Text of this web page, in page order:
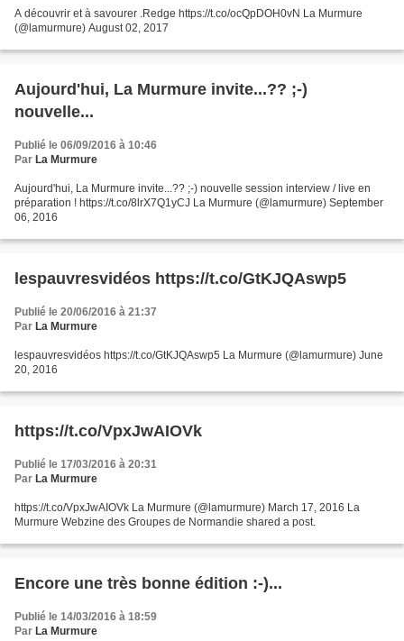
A découvrir et à savourer .Redge https://t.co/ocQpDOH0vN La Murmure
(@lamurmure) August 02, 2017
Aujourd'hui, La Murmure invite...?? ;-)
nouvelle...
Publié le 06/09/2016 à 10:46
Par La Murmure
Aujourd'hui, La Murmure invite...?? ;-) nouvelle session interview / live en
préparation ! https://t.co/8lrX7Q1yCJ La Murmure (@lamurmure) September
06, 2016
lespauvresvidéos https://t.co/GtKJQAswp5
Publié le 20/06/2016 à 21:37
Par La Murmure
lespauvresvidéos https://t.co/GtKJQAswp5 La Murmure (@lamurmure) June
20, 2016
https://t.co/VpxJwAIOVk
Publié le 17/03/2016 à 20:31
Par La Murmure
https://t.co/VpxJwAIOVk La Murmure (@lamurmure) March 17, 2016 La
Murmure Webzine des Groupes de Normandie shared a post.
Encore une très bonne édition :-)...
Publié le 14/03/2016 à 18:59
Par La Murmure